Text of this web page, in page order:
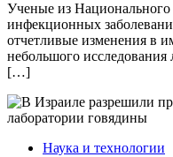
Ученые из Национального
инфекционных
отчетливые изменения в
небольшого
[…]
Наука и технологии